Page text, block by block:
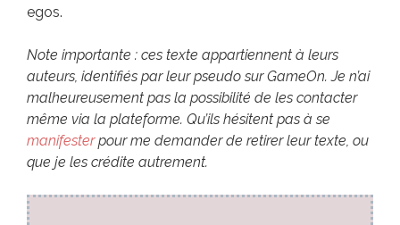
egos.
Note importante : ces texte appartiennent à leurs
auteurs, identifiés par leur pseudo sur GameOn. Je n’ai
malheureusement pas la possibilité de les contacter
même via la plateforme. Qu’ils hésitent pas à se
manifesterpour me demander de retirer leur texte, ou
que je les crédite autrement.